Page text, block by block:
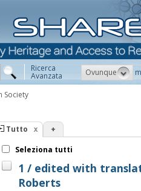
Ricerca
Avanzata Ovunque
Society
Tutto +
Seleziona tutti
1 / edited with
Roberts